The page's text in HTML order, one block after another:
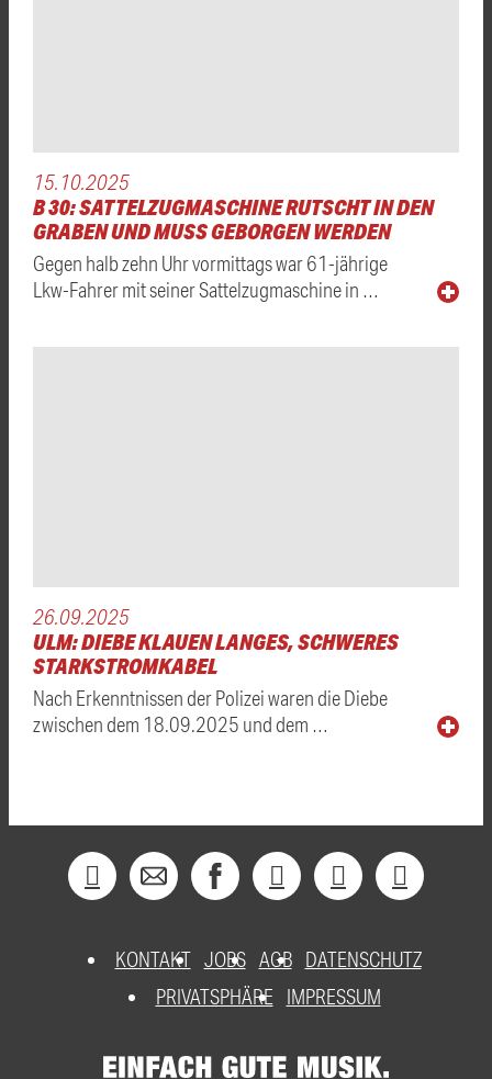
15.10.2025
B 30: SATTELZUGMASCHINE RUTSCHT IN DEN
GRABEN UND MUSS GEBORGEN WERDEN
Gegen halb zehn Uhr vormittags war 61-jährige
Lkw-Fahrer mit seiner Sattelzugmaschine in …
26.09.2025
ULM: DIEBE KLAUEN LANGES, SCHWERES
STARKSTROMKABEL
Nach Erkenntnissen der Polizei waren die Diebe
zwischen dem 18.09.2025 und dem …
KONTAKT JOBS AGB DATENSCHUTZ
PRIVATSPHÄRE
IMPRESSUM